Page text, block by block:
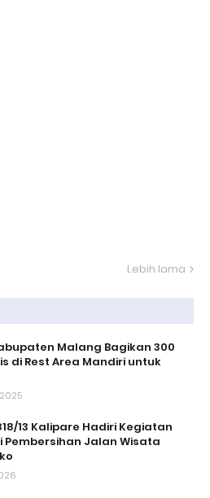
Lebih lama
Malang Bagikan 300
di Rest Area Mandiri untuk
13 Kalipare Hadiri Kegiatan
Pembersihan Jalan Wisata